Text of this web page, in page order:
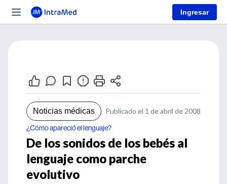
Ingresar
Noticias médicas Publicado el 1 de abril de 2008
¿Cómo apareció el lenguaje?
De los sonidos de los bebés al
lenguaje como parche
evolutivo